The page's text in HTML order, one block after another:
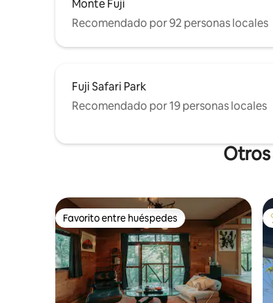
Monte Fuji
Recomendado por 92 personas locales
Fuji Safari Park
Recomendado por 19 personas locales
Favorito entre huéspedes
Favorito entre huéspedes